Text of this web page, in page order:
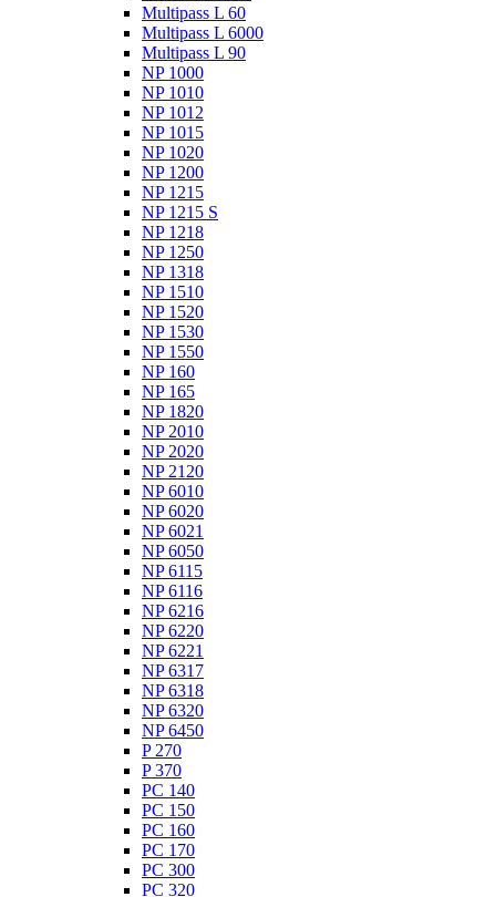
Multipass L 60
Multipass L 6000
Multipass L 90
NP 1000
NP 1010
NP 1012
NP 1015
NP 1020
NP 1200
NP 1215
NP 1215 S
NP 1218
NP 1250
NP 1318
NP 1510
NP 1520
NP 1530
NP 1550
NP 160
NP 165
NP 1820
NP 2010
NP 2020
NP 2120
NP 6010
NP 6020
NP 6021
NP 6050
NP 6115
NP 6116
NP 6216
NP 6220
NP 6221
NP 6317
NP 6318
NP 6320
NP 6450
P 270
P 370
PC 140
PC 150
PC 160
PC 170
PC 300
PC 320